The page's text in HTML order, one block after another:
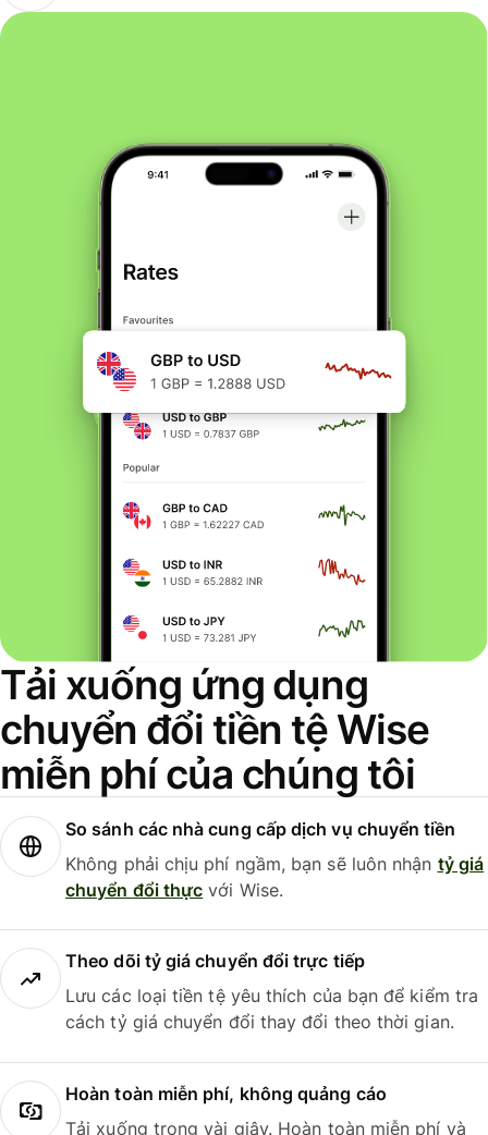
Tải xuống ứng dụng
chuyển đổi tiền tệ Wise
miễn phí của chúng tôi
So sánh các nhà cung cấp dịch vụ chuyển tiền
Không phải chịu phí ngầm, bạn sẽ luôn nhận tỷ giá
chuyển đổi thực với Wise.
Theo dõi tỷ giá chuyển đổi trực tiếp
Lưu các loại tiền tệ yêu thích của bạn để kiểm tra
cách tỷ giá chuyển đổi thay đổi theo thời gian.
Hoàn toàn miễn phí, không quảng cáo
Tải xuống trong vài giây. Hoàn toàn miễn phí và